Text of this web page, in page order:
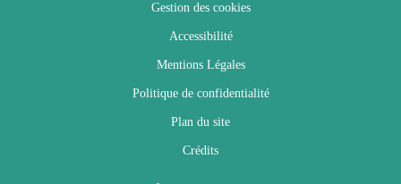
Gestion des cookies
Accessibilité
Mentions Légales
Politique de confidentialité
Plan du site
Crédits